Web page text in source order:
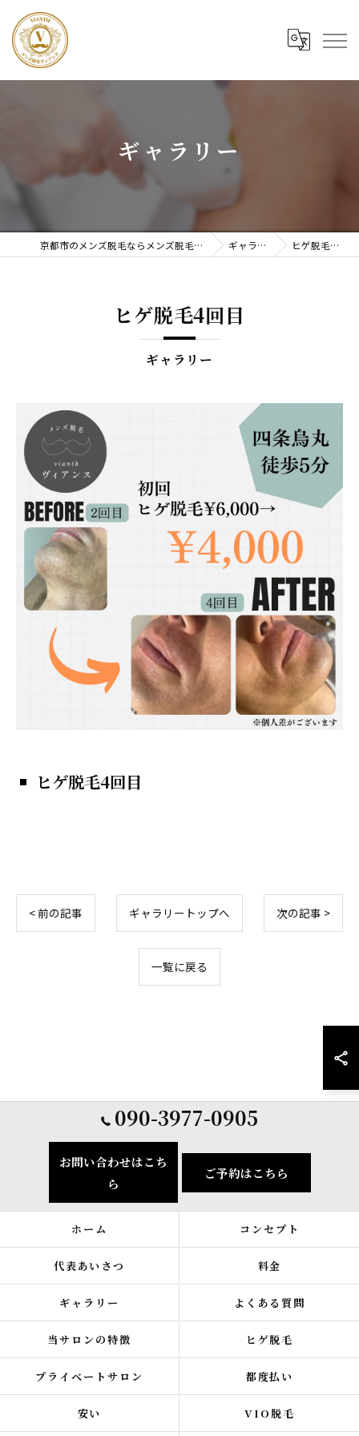
ギャラリー
京都市のメンズ脱毛ならメンズ脱毛ヴィアンス ギャラリー ヒゲ脱毛4回目
ギャラリー
ヒゲ脱毛4回目
ヒゲ脱毛4回目
< 前の記事 ギャラリートップへ 次の記事 >
一覧に戻る
090-3977-0905
お問い合わせはこち
ら
ご予約はこちら
ホーム コンセプト
代表あいさつ 料金
ギャラリー よくある質問
当サロンの特徴 ヒゲ脱毛
プライベートサロン 都度払い
安い VIO脱毛